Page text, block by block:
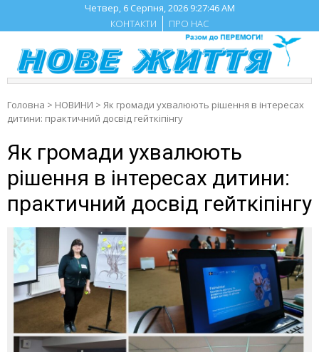
content
Четвер, 6 Серпня, 2026 9:27:47 AM
КОНТАКТИ
ПРО НАС
Головна > НОВИНИ > Як громади ухвалюють рішення в інтересах
дитини: практичний досвід гейткіпінгу
Як громади ухвалюють
рішення в інтересах дитини:
практичний досвід гейткіпінгу